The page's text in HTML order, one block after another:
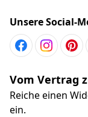
Unsere Social-
Vom Vertrag
Reiche einen
ein.